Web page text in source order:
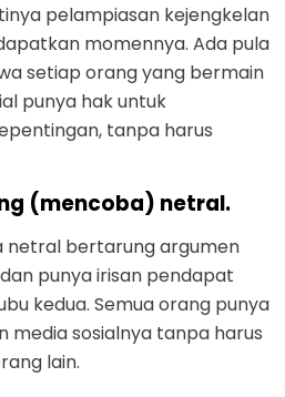
pelampiasan kejengkelan
momennya. Ada pula
setiap orang yang bermain
punya hak untuk
tanpa harus
(mencoba) netral.
netral bertarung argumen
punya irisan pendapat
kedua. Semua orang punya
media sosialnya tanpa harus
lain.